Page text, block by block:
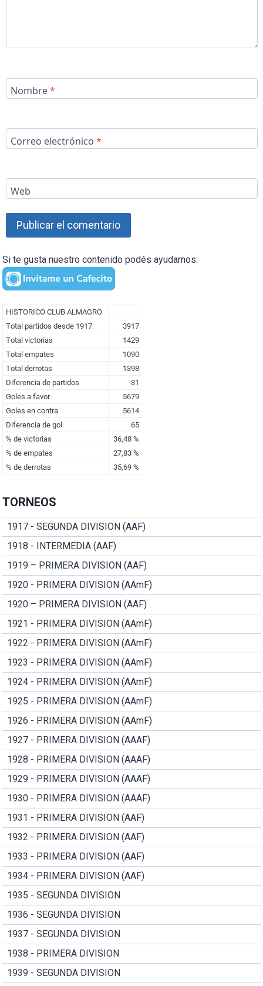
Nombre*
Correo electrónico *
Web
Si te gusta nuestro contenido podés ayudarnos:
TORNEOS
1917 - SEGUNDA DIVISION (AAF)
1918 - INTERMEDIA (AAF)
1919 – PRIMERA DIVISION (AAF)
1920 - PRIMERA DIVISION (AAmF)
1920 – PRIMERA DIVISION (AAF)
1921 - PRIMERA DIVISION (AAmF)
1922 - PRIMERA DIVISION (AAmF)
1923 - PRIMERA DIVISION (AAmF)
1924 - PRIMERA DIVISION (AAmF)
1925 - PRIMERA DIVISION (AAmF)
1926 - PRIMERA DIVISION (AAmF)
1927 - PRIMERA DIVISION (AAAF)
1928 - PRIMERA DIVISION (AAAF)
1929 - PRIMERA DIVISION (AAAF)
1930 - PRIMERA DIVISION (AAAF)
1931 - PRIMERA DIVISION (AAF)
1932 - PRIMERA DIVISION (AAF)
1933 - PRIMERA DIVISION (AAF)
1934 - PRIMERA DIVISION (AAF)
1935 - SEGUNDA DIVISION
1936 - SEGUNDA DIVISION
1937 - SEGUNDA DIVISION
1938 - PRIMERA DIVISION
1939 - SEGUNDA DIVISION